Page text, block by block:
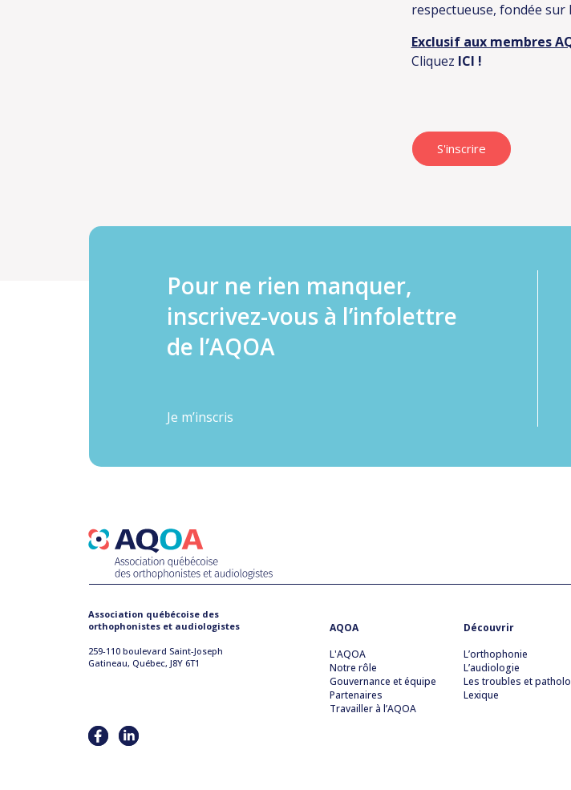
respectueuse, fondée sur
Exclusif aux membres
Cliquez ICI !
S'inscrire
Pour ne rien manquer,
inscrivez-vous à l’infolettre
de l’AQOA
Je m’inscris
Association québécoise des
orthophonistes et audiologistes
259-110 boulevard Saint-Joseph
Gatineau, Québec, J8Y 6T1
AQOA
L'AQOA
Notre rôle
Gouvernance et équipe
Partenaires
Travailler à l’AQOA
Découvrir
L’orthophonie
L’audiologie
Les troubles et
Lexique